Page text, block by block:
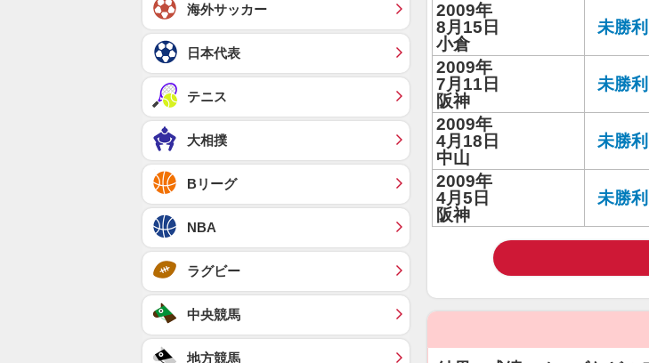
2009年
8月15日
小倉
未勝利
2009年
7月11日
阪神
未勝利
2009年
4月18日
中山
未勝利
2009年
4月5日
阪神
未勝利
海外サッカー
日本代表
テニス
大相撲
Bリーグ
NBA
ラグビー
中央競馬
地方競馬